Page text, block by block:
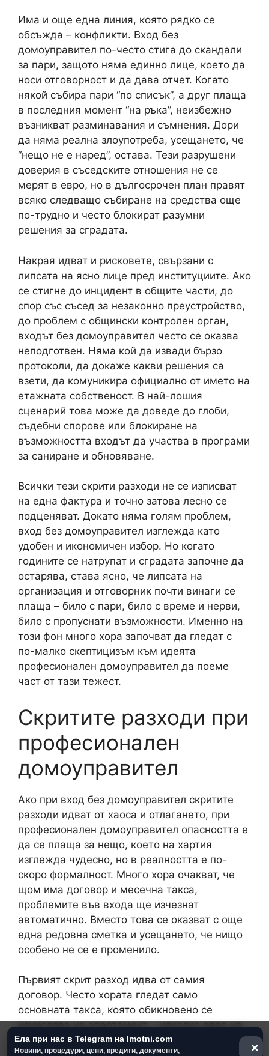
Има и още една линия, която рядко се
обсъжда – конфликти. Вход без
домоуправител по-често стига до скандали
за пари, защото няма единно лице, което да
носи отговорност и да дава отчет. Когато
някой събира пари “по списък”, а друг плаща
в последния момент “на ръка”, неизбежно
възникват разминавания и съмнения. Дори
да няма реална злоупотреба, усещането, че
“нещо не е наред”, остава. Тези разрушени
доверия в съседските отношения не се
мерят в евро, но в дългосрочен план правят
всяко следващо събиране на средства още
по-трудно и често блокират разумни
решения за сградата.
Накрая идват и рисковете, свързани с
липсата на ясно лице пред институциите. Ако
се стигне до инцидент в общите части, до
спор със съсед за незаконно преустройство,
до проблем с общински контролен орган,
входът без домоуправител често се оказва
неподготвен. Няма кой да извади бързо
протоколи, да докаже какви решения са
взети, да комуникира официално от името на
етажната собственост. В най-лошия
сценарий това може да доведе до глоби,
съдебни спорове или блокиране на
възможността входът да участва в програми
за саниране и обновяване.
Всички тези скрити разходи не се изписват
на една фактура и точно затова лесно се
подценяват. Докато няма голям проблем,
вход без домоуправител изглежда като
удобен и икономичен избор. Но когато
годините се натрупат и сградата започне да
остарява, става ясно, че липсата на
организация и отговорник почти винаги се
плаща – било с пари, било с време и нерви,
било с пропуснати възможности. Именно на
този фон много хора започват да гледат с
по-малко скептицизъм към идеята
професионален домоуправител да поеме
част от тази тежест.
Скритите разходи при
професионален
домоуправител
Ако при вход без домоуправител скритите
разходи идват от хаоса и отлагането, при
професионален домоуправител опасността е
да се плаща за нещо, което на хартия
изглежда чудесно, но в реалността е по-
скоро формалност. Много хора очакват, че
щом има договор и месечна такса,
проблемите във входа ще изчезнат
автоматично. Вместо това се оказват с още
една редовна сметка и усещането, че нищо
особено не се е променило.
Първият скрит разход идва от самия
договор. Често хората гледат само
основната такса, която обикновено се
изчислява на апартамент – няколко евро на
месец, които звучат приемливо. В дребния
Ела при нас в Telegram на Imotni.com
Новини, процедури, цени, кредити, документи,
×